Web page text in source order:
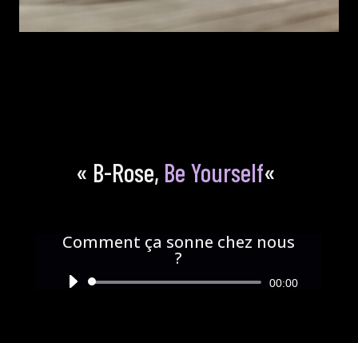
« B-Rose, Be Yourself«
Comment ça sonne chez nous
?
Lecteur
00:00